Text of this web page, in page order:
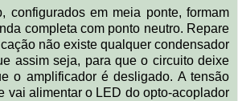
configurados em meia ponte, formam
completa com ponto neutro. Repare
não existe qualquer condensador
assim seja, para que o circuito deixe
o amplificador é desligado. A tensão
vai alimentar o LED do opto-acoplador